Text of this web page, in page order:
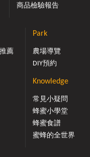
衡。今年的賞櫻野餐，帶
醋（當沙拉淋醬）低卡又
～♥2025 早春甜蜜季♥→野
672♥限量賴爺爺三入
【門市地址】→ 54557南
話洽詢】→ 049-298-0851
商品檢驗報告
薦
Park
農場導覽
DIY預約
Knowledge
常見小疑問
蜂蜜小學堂
蜂蜜食譜
蜜蜂的全世界